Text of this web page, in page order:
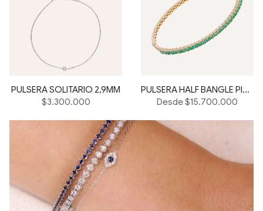
PULSERA SOLITARIO 2,9MM
Precio
$3.300.000
PULSERA HALF BANGLE PIEDRAS
Desde $15.700.000